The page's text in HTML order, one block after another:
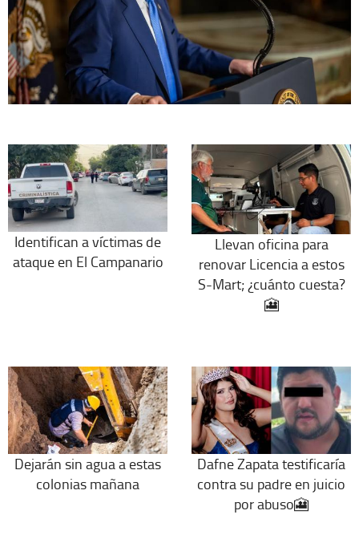
Identifican a víctimas de
ataque en El Campanario
Llevan oficina para
renovar Licencia a estos
S-Mart; ¿cuánto cuesta?
🎦
Dejarán sin agua a estas
colonias mañana
Dafne Zapata testificaría
contra su padre en juicio
por abuso🎦